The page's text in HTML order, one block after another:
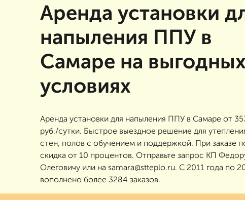
Аренда установки
напыления ППУ в
Самаре на выгодных
условиях
Аренда установки для напыления ППУ в Самаре от
руб./сутки. Быстрое выездное решение для
стен, полов с обучением и поддержкой. При заказе
скидка от 10 процентов. Отправьте запрос КП
Олеговичу или на samara@stteplo.ru. С 2011 года по
вополнено более 3284 заказов.